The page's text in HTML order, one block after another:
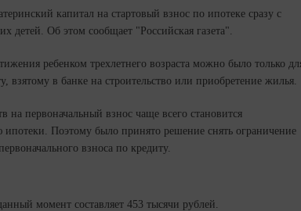
капитал на стартовый взнос по ипотеке сразу с
детей. Об этом сообщает "Российская газета".
ребенком трехлетнего возраста можно было только
в банке на строительство или приобретение жилья.
на первоначальный взнос чаще всего становится
Поэтому было принято решение снять ограничение
взноса по кредиту.
момент составляет 453 тысячи рублей.